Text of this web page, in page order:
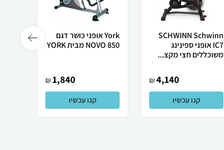
SCHWINN Schwinn
IC7 אופני ספינינג
משוכללים חצי מקצ...
4,140
₪
קנו עכשיו
York אופני כושר דגם
850 NOVO מבית YORK
1,840
₪
קנו עכשיו